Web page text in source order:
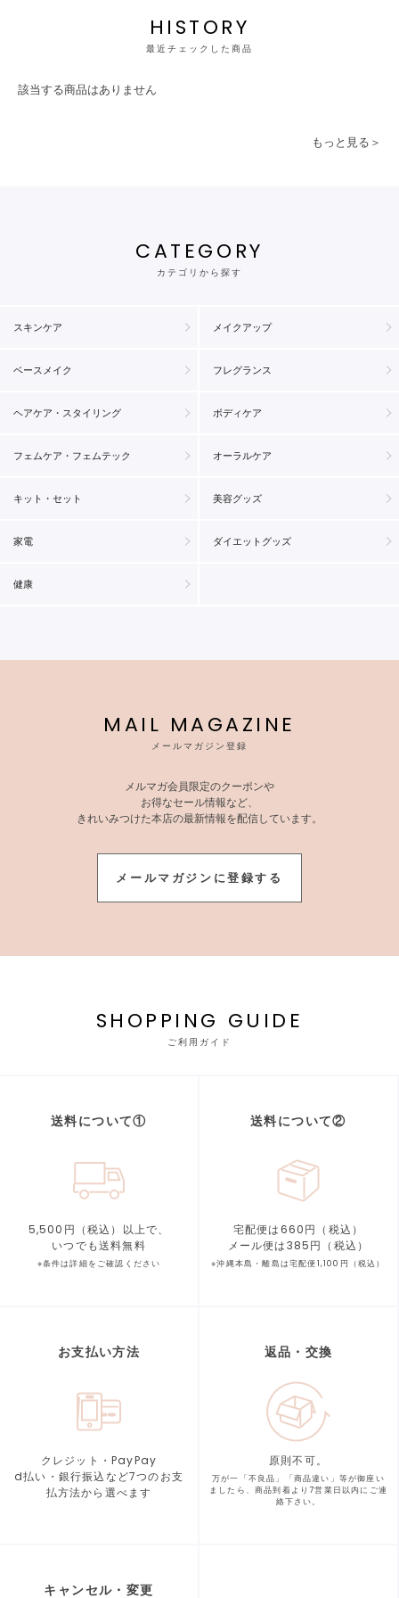
HISTORY
最近チェックした商品
該当する商品はありません
もっと見る＞
CATEGORY
カテゴリから探す
スキンケア メイクアップ
ベースメイク フレグランス
ヘアケア・スタイリング ボディケア
フェムケア・フェムテック オーラルケア
キット・セット 美容グッズ
家電 ダイエットグッズ
健康
MAIL MAGAZINE
メールマガジン登録
メルマガ会員限定のクーポンや
お得なセール情報など、
きれいみつけた本店の最新情報を配信しています。
メールマガジンに登録する
SHOPPING GUIDE
ご利用ガイド
送料について①
5,500円（税込）以上で、
いつでも送料無料
※条件は詳細をご確認ください
送料について②
宅配便は660円（税込）
メール便は385円（税込）
※沖縄本島・離島は宅配便1,100円（税込）
お支払い方法
クレジット・PayPay
d払い・銀行振込など7つのお支
払方法から選べます
返品・交換
原則不可。
万が一「不良品」「商品違い」等が御座い
ましたら、商品到着より7営業日以内にご連
絡下さい。
キャンセル・変更